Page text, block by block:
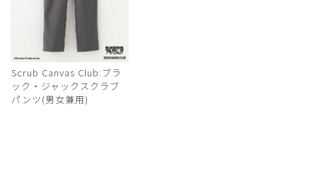
Scrub Canvas Club:ブラ
ック・ジャックスクラブ
パンツ(男女兼用)